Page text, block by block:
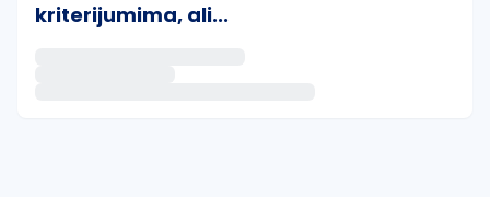
kriterijumima, ali...